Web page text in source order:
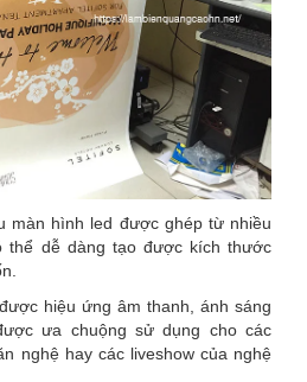
màn hình led được ghép từ nhiều
thể dễ dàng tạo được kích thước
hiệu ứng âm thanh, ánh sáng
ưa chuộng sử dụng cho các
nghệ hay các liveshow của nghệ